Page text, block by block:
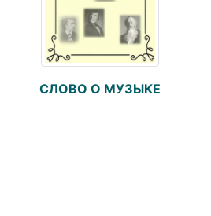
СЛОВО О МУЗЫКЕ